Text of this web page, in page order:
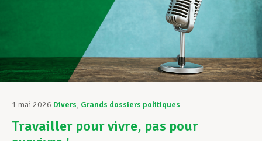
Structures syndicales
Assistance au Travail
Vos droits
1 mai 2026 Divers, Grands dossiers politiques
Travailler pour vivre, pas pour